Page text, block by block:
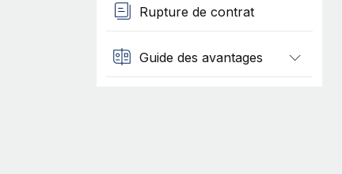
Rupture de contrat
Guide des avantages